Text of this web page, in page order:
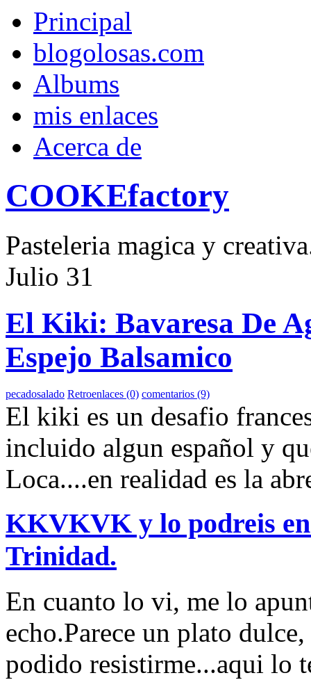
Principal
blogolosas.com
Albums
mis enlaces
Acerca de
COOKEfactory
Pasteleria magica y
Julio 31
El Kiki: Bavaresa De
Espejo Balsamico
pecadosalado Retroenlaces (0) comentarios (9)
El kiki es un desafio
incluido algun español y
Loca....en realidad es la
KKVKVK y lo podreis
Trinidad.
En cuanto lo vi, me lo
echo.Parece un plato
podido resistirme...aqui lo